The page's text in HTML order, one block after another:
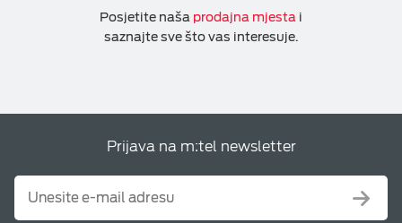
Posjetite naša prodajna mjesta i
saznajte sve što vas interesuje.
Prijava na m:tel newsletter